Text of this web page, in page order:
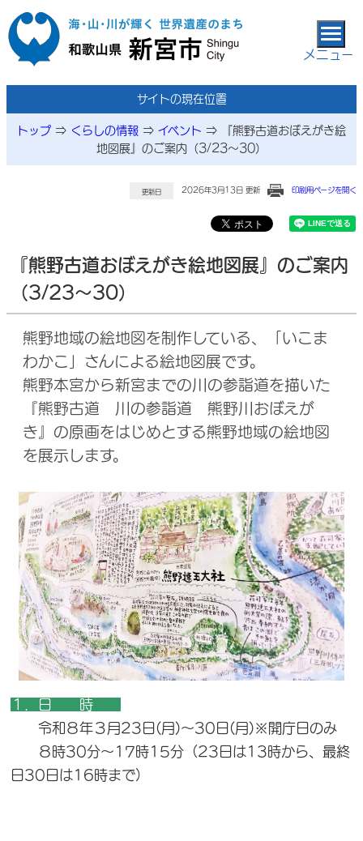
本文へ移動
メニュー
サイトの現在位置
トップ ⇒ くらしの情報 ⇒ イベント ⇒
『熊野古道おぼえがき絵
地図展』のご案内（3/23～30）
更新日 2026年3月13日 更新 印刷用ページを開く
『熊野古道おぼえがき絵地図展』のご案内
（3/23～30）
熊野地域の絵地図を制作している、「いこま
わかこ」さんによる絵地図展です。
熊野本宮から新宮までの川の参詣道を描いた
『熊野古道 川の参詣道 熊野川おぼえが
き』の原画をはじめとする熊野地域の絵地図
を展示します。
１．日 時
令和８年３月23日(月)〜30日(月)※開庁日のみ
８時30分〜17時15分（23日は13時から、最終
日30日は16時まで）